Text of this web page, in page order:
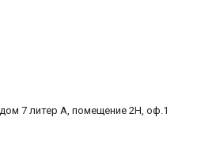
7 литер А, помещение 2Н, оф.1